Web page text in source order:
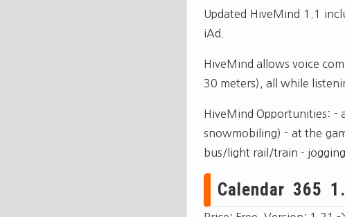
Updated HiveMind 1.1
iAd.
HiveMind allows voice
30 meters), all while
HiveMind Opportunities: -
snowmobiling) - at the
bus/light rail/train -
Calendar 365